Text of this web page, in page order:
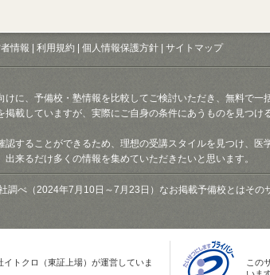
情報 利用規約 個人情報保護方針 サイトマップ
に、予備校・塾情報を比較してご検討いただき、無料で一
載していますが、実際にご自身の条件にあうものを見つ
することができるため、理想の受講スタイルを見つけ、医
来るだけ多くの情報を集めていただきたいと思います。
べ（2024年7月10日～7月23日）なお掲載予備校とはそ
イトクロ（東証上場）が運営していま
この
いま